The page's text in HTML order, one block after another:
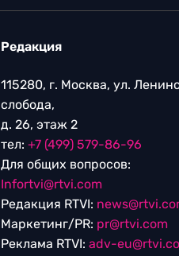
Редакция
115280, г. Москва, ул.
слобода,
д. 26, этаж 2
тел: +7 (499) 579-86-96
Для общих вопросов:
Infortvi@rtvi.com
Редакция RTVI:
Маркетинг/PR: pr@rtvi.com
Реклама RTVI: adv-